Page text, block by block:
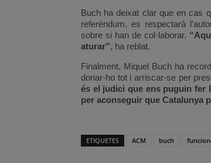
Buch ha deixat clar que en cas
referèndum, es respectarà
sobre si han de col·laborar.
aturar”, ha reblat.
Finalment, Miquel Buch ha
donar-ho tot i arriscar-se per
és el judici que ens puguin fer
per aconseguir que Catalunya
ETIQUETES ACM buch